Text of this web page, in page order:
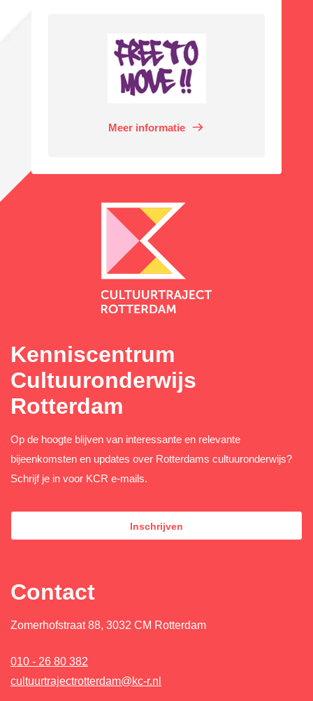
Meer informatie
Kenniscentrum
Cultuuronderwijs
Rotterdam
Op de hoogte blijven van interessante en relevante
bijeenkomsten en updates over Rotterdams cultuuronderwijs?
Schrijf je in voor KCR e-mails.
Inschrijven
Contact
Zomerhofstraat 88, 3032 CM Rotterdam
010 - 26 80 382
cultuurtrajectrotterdam@kc-r.nl